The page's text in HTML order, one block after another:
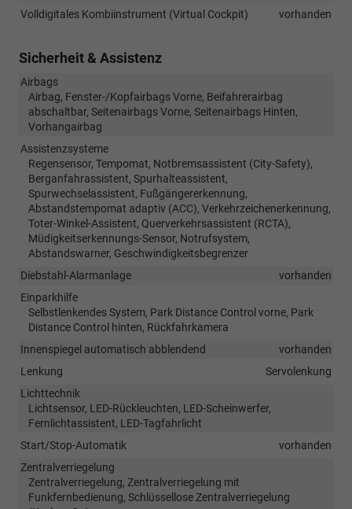
Volldigitales Kombiinstrument (Virtual Cockpit)
vorhanden
Sicherheit & Assistenz
Airbags
Airbag, Fenster-/Kopfairbags Vorne, Beifahrerairbag
abschaltbar, Seitenairbags Vorne, Seitenairbags Hinten,
Vorhangairbag
Assistenzsysteme
Regensensor, Tempomat, Notbremsassistent (City-Safety),
Berganfahrassistent, Spurhalteassistent,
Spurwechselassistent, Fußgängererkennung,
Abstandstempomat adaptiv (ACC), Verkehrzeichenerkennung,
Toter-Winkel-Assistent, Querverkehrsassistent (RCTA),
Müdigkeitserkennungs-Sensor, Notrufsystem,
Abstandswarner, Geschwindigkeitsbegrenzer
Diebstahl-Alarmanlage
vorhanden
Einparkhilfe
Selbstlenkendes System, Park Distance Control vorne, Park
Distance Control hinten, Rückfahrkamera
Innenspiegel automatisch abblendend
vorhanden
Lenkung
Servolenkung
Lichttechnik
Lichtsensor, LED-Rückleuchten, LED-Scheinwerfer,
Fernlichtassistent, LED-Tagfahrlicht
Start/Stop-Automatik
vorhanden
Zentralverriegelung
Zentralverriegelung, Zentralverriegelung mit
Funkfernbedienung, Schlüssellose Zentralverriegelung